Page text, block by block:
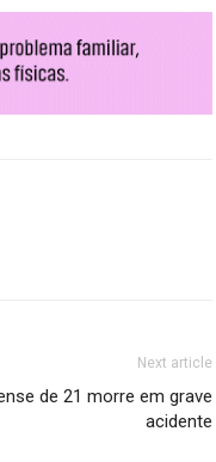
Next article
de 21 morre em grave
acidente